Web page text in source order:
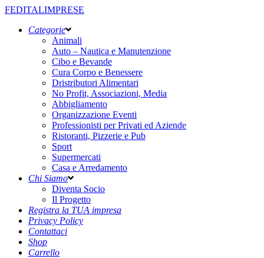
FEDITALIMPRESE
Categorie
Animali
Auto – Nautica e Manutenzione
Cibo e Bevande
Cura Corpo e Benessere
Dristributori Alimentari
No Profit, Associazioni, Media
Abbigliamento
Organizzazione Eventi
Professionisti per Privati ed Aziende
Ristoranti, Pizzerie e Pub
Sport
Supermercati
Casa e Arredamento
Chi Siamo
Diventa Socio
Il Progetto
Registra la TUA impresa
Privacy Policy
Contattaci
Shop
Carrello